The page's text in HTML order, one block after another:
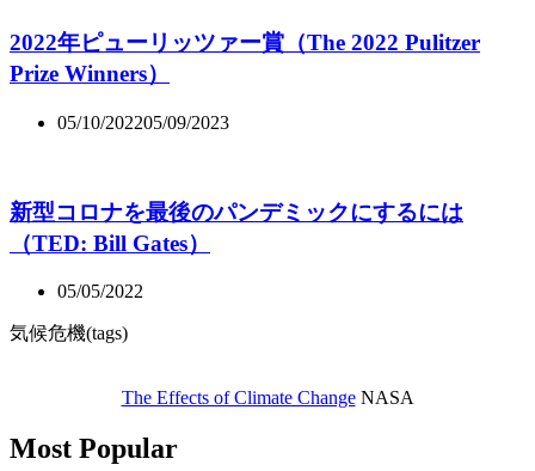
2022年ピューリッツァー賞（The 2022 Pulitzer
Prize Winners）
05/10/202205/09/2023
新型コロナを最後のパンデミックにするには
（TED: Bill Gates）
05/05/2022
気候危機(tags)
The Effects of Climate ChangeNASA
Most Popular